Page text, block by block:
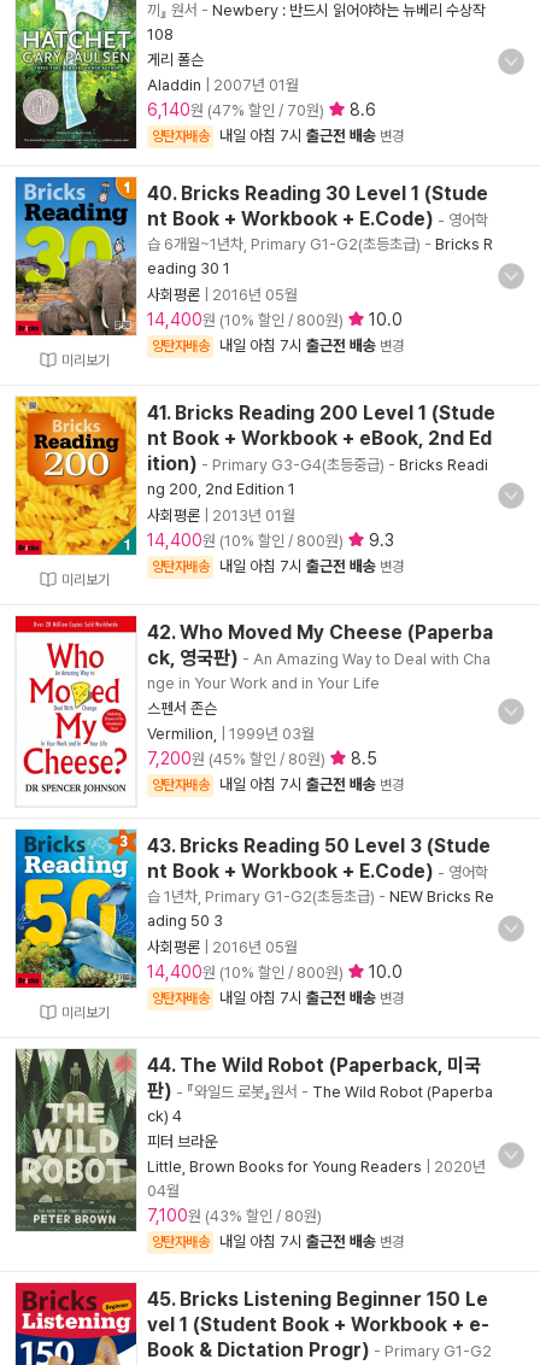
끼』 원서 - Newbery : 반드시 읽어야하는 뉴베리 수상작
108
게리 폴슨
Aladdin
2007년 01월
6,140원 (47% 할인 / 70원) 8.6
양탄자배송 내일 아침 7시 출근전 배송 변경
미리보기
40. Bricks Reading 30 Level 1 (Stude
nt Book + Workbook + E.Code) - 영어학
습 6개월~1년차, Primary G1-G2(초등초급) - Bricks R
eading 30 1
사회평론
2016년 05월
14,400원 (10% 할인 / 800원) 10.0
양탄자배송 내일 아침 7시 출근전 배송 변경
미리보기
41. Bricks Reading 200 Level 1 (Stude
nt Book + Workbook + eBook, 2nd Ed
ition) - Primary G3-G4(초등중급) - Bricks Readi
ng 200, 2nd Edition 1
사회평론
2013년 01월
14,400원 (10% 할인 / 800원) 9.3
양탄자배송 내일 아침 7시 출근전 배송 변경
42. Who Moved My Cheese (Paperba
ck, 영국판) - An Amazing Way to Deal with Cha
nge in Your Work and in Your Life
스펜서 존슨
Vermilion,
1999년 03월
7,200원 (45% 할인 / 80원) 8.5
양탄자배송 내일 아침 7시 출근전 배송 변경
미리보기
43. Bricks Reading 50 Level 3 (Stude
nt Book + Workbook + E.Code) - 영어학
습 1년차, Primary G1-G2(초등초급) - NEW Bricks Re
ading 50 3
사회평론
2016년 05월
14,400원 (10% 할인 / 800원) 10.0
양탄자배송 내일 아침 7시 출근전 배송 변경
44. The Wild Robot (Paperback, 미국
판) - 『와일드 로봇』원서 - The Wild Robot (Paperba
ck) 4
피터 브라운
Little, Brown Books for Young Readers
2020년
04월
7,100원 (43% 할인 / 80원)
양탄자배송 내일 아침 7시 출근전 배송 변경
45. Bricks Listening Beginner 150 Le
vel 1 (Student Book + Workbook + e-
Book & Dictation Progr) - Primary G1-G2